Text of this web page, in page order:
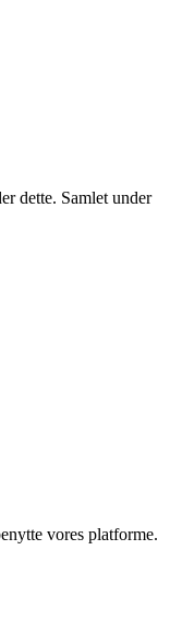
dette. Samlet under
vores platforme.